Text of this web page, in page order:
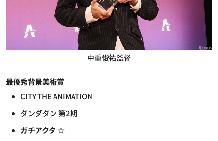
中重俊祐監督
最優秀背景美術賞
CITY THE ANIMATION
ダンダダン 第2期
ガチアクタ ☆